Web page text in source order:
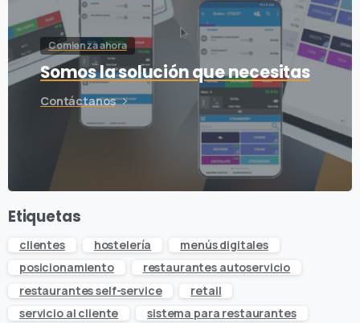
Comienza ahora
Somos la solución que necesitas
Contáctanos
Etiquetas
clientes hostelería
menús digitales
posicionamiento
restaurantes autoservicio
restaurantes self-service
retail
servicio al cliente
sistema para restaurantes